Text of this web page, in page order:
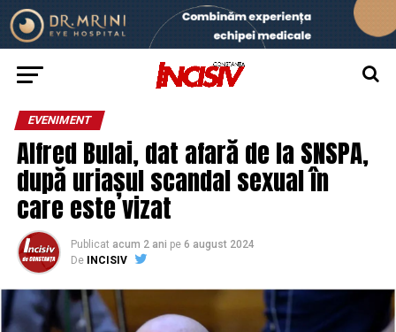
EVENIMENT
Alfred Bulai, dat afară de la SNSPA,
după uriașul scandal sexual în
care este vizat
Publicat acum 2 ani pe 6 august 2024
De
INCISIV